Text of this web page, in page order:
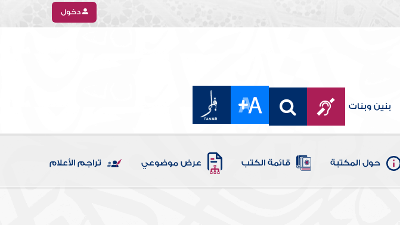
دخول
بنين وبنات
حول المكتبة قائمة الكتب عرض موضوعي تراجم الأعلام